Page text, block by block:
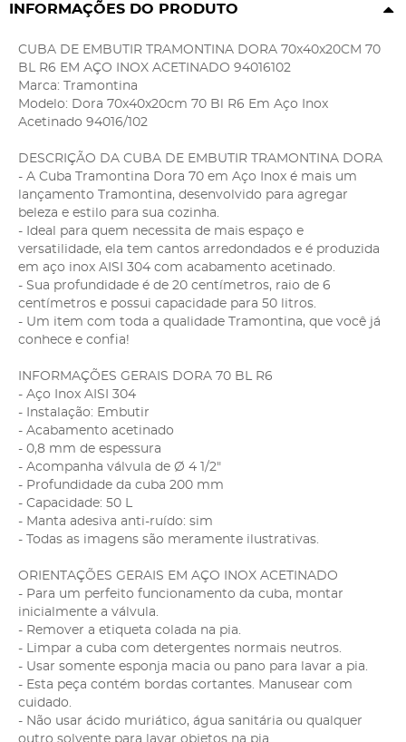
INFORMAÇÕES DO PRODUTO
CUBA DE EMBUTIR TRAMONTINA DORA 70x40x20CM 70
BL R6 EM AÇO INOX ACETINADO 94016102
Marca: Tramontina
Modelo: Dora 70x40x20cm 70 Bl R6 Em Aço Inox
Acetinado 94016/102
DESCRIÇÃO DA CUBA DE EMBUTIR TRAMONTINA DORA
- A Cuba Tramontina Dora 70 em Aço Inox é mais um
lançamento Tramontina, desenvolvido para agregar
beleza e estilo para sua cozinha.
- Ideal para quem necessita de mais espaço e
versatilidade, ela tem cantos arredondados e é produzida
em aço inox AISI 304 com acabamento acetinado.
- Sua profundidade é de 20 centímetros, raio de 6
centímetros e possui capacidade para 50 litros.
- Um item com toda a qualidade Tramontina, que você já
conhece e confia!
INFORMAÇÕES GERAIS DORA 70 BL R6
- Aço Inox AISI 304
- Instalação: Embutir
- Acabamento acetinado
- 0,8 mm de espessura
- Acompanha válvula de Ø 4 1/2"
- Profundidade da cuba 200 mm
- Capacidade: 50 L
- Manta adesiva anti-ruído: sim
- Todas as imagens são meramente ilustrativas.
ORIENTAÇÕES GERAIS EM AÇO INOX ACETINADO
- Para um perfeito funcionamento da cuba, montar
inicialmente a válvula.
- Remover a etiqueta colada na pia.
- Limpar a cuba com detergentes normais neutros.
- Usar somente esponja macia ou pano para lavar a pia.
- Esta peça contém bordas cortantes. Manusear com
cuidado.
- Não usar ácido muriático, água sanitária ou qualquer
outro solvente para lavar objetos na pia.